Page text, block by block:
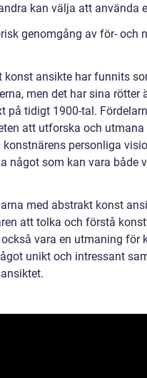
kan välja att använda
genomgång av för- och
konst ansikte har funnits
men det har sina
på tidigt 1900-tal.
att utforska och
personliga
något som kan vara både
med abstrakt konst
att tolka och förstå
vara en utmaning
unikt och intressant